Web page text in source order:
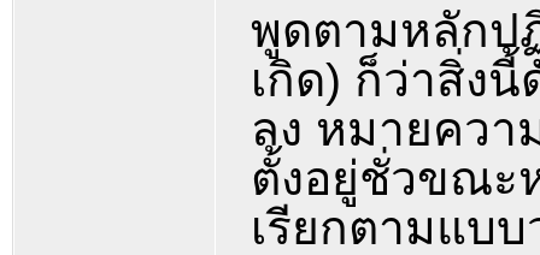
พูดตามหลักป
เกิด) ก็ว่าสิ่ง
ลง หมายควา
ตั้งอยู่ชั่วขณะ
เรียกตามแบ